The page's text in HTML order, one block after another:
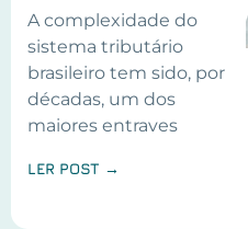
A complexidade do
sistema tributário
brasileiro tem sido, por
décadas, um dos
maiores entraves
LER POST →